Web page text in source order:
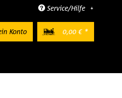
Service/Hilfe
Konto 0,00 € *